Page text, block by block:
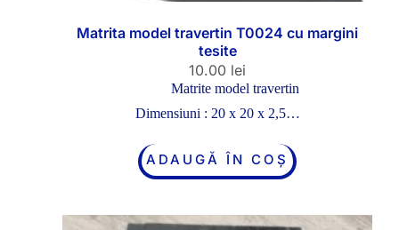
Matrita model travertin T0024 cu margini
tesite
10.00 lei
Matrite model travertin
Dimensiuni : 20 x 20 x 2,5…
ADAUGĂ ÎN COȘ